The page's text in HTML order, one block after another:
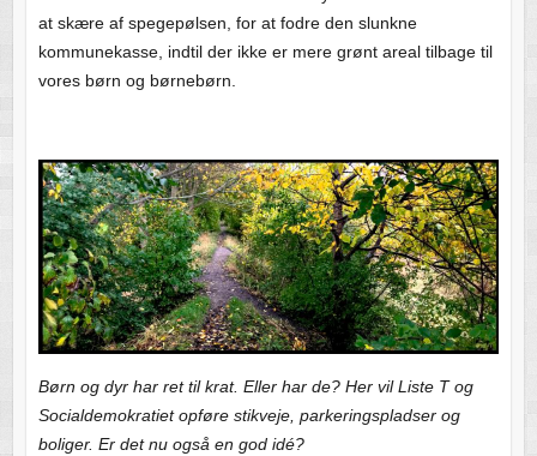
at skære af spegepølsen, for at fodre den slunkne
kommunekasse, indtil der ikke er mere grønt areal tilbage til
vores børn og børnebørn.
Børn og dyr har ret til krat. Eller har de? Her vil Liste T og
Socialdemokratiet opføre stikveje, parkeringspladser og
boliger. Er det nu også en god idé?